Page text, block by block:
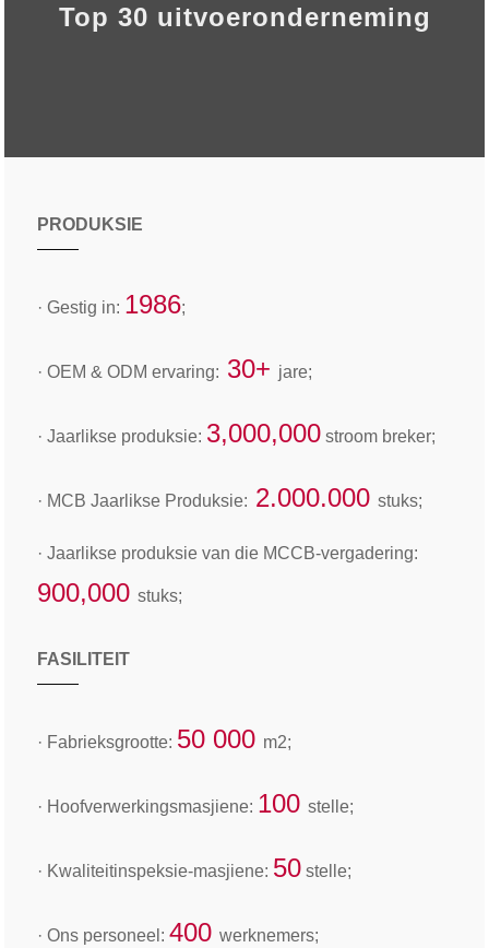
Top 30 uitvoeronderneming
PRODUKSIE
· Gestig in: 1986;
· OEM & ODM ervaring: 30+ jare;
· Jaarlikse produksie: 3,000,000 stroom breker;
· MCB Jaarlikse Produksie: 2.000.000 stuks;
· Jaarlikse produksie van die MCCB-vergadering:
900,000 stuks;
FASILITEIT
· Fabrieksgrootte: 50 000 m2;
· Hoofverwerkingsmasjiene: 100 stelle;
· Kwaliteitinspeksie-masjiene: 50 stelle;
· Ons personeel: 400 werknemers;